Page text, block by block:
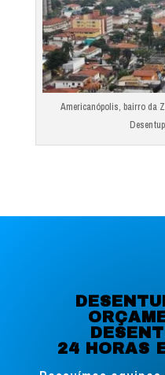
Americanópolis, bairro da
24 HORAS